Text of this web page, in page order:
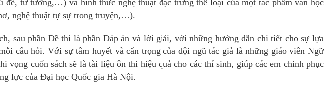
đề, tư tưởng,…) và hình thức nghệ thuật đặc trưng thể loại của một tác phẩm văn học
nghệ thuật tự sự trong truyện,…).
sau phần Đề thi là phần Đáp án và lời giải, với những hướng dẫn chi tiết cho sự lựa
câu hỏi. Với sự tâm huyết và cẩn trọng của đội ngũ tác giả là những giáo viên Ngữ
vọng cuốn sách sẽ là tài liệu ôn thi hiệu quả cho các thí sinh, giúp các em chinh phục
lực của Đại học Quốc gia Hà Nội.